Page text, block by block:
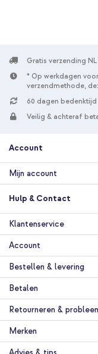
Gratis verzending NL
* Op werkdagen
verzendmethode,
60 dagen bedenktijd
Veilig & achteraf
Account
Mijn account
Hulp & Contact
Klantenservice
Account
Bestellen & levering
Betalen
Retourneren &
Merken